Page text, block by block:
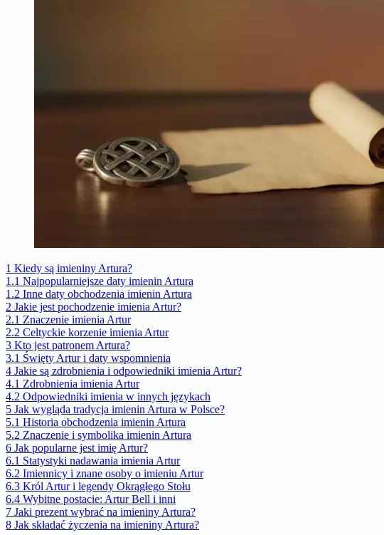
1 Kiedy są imieniny Artura?
1.1 Najpopularniejsze daty imienin Artura
1.2 Inne daty obchodzenia imienin Artura
2 Jakie jest pochodzenie imienia Artur?
2.1 Znaczenie imienia Artur
2.2 Celtyckie korzenie imienia Artur
3 Kto jest patronem Artura?
3.1 Święty Artur i daty wspomnienia
4 Jakie są zdrobnienia i odpowiedniki imienia Artur?
4.1 Zdrobnienia imienia Artur
4.2 Odpowiedniki imienia w innych językach
5 Jak wygląda tradycja imienin Artura w Polsce?
5.1 Historia obchodzenia imienin Artura
5.2 Znaczenie i symbolika imienin Artura
6 Jak popularne jest imię Artur?
6.1 Statystyki nadawania imienia Artur
6.2 Imiennicy i znane osoby o imieniu Artur
6.3 Król Artur i legendy Okrągłego Stołu
6.4 Wybitne postacie: Artur Bell i inni
7 Jaki prezent wybrać na imieniny Artura?
8 Jak składać życzenia na imieniny Artura?